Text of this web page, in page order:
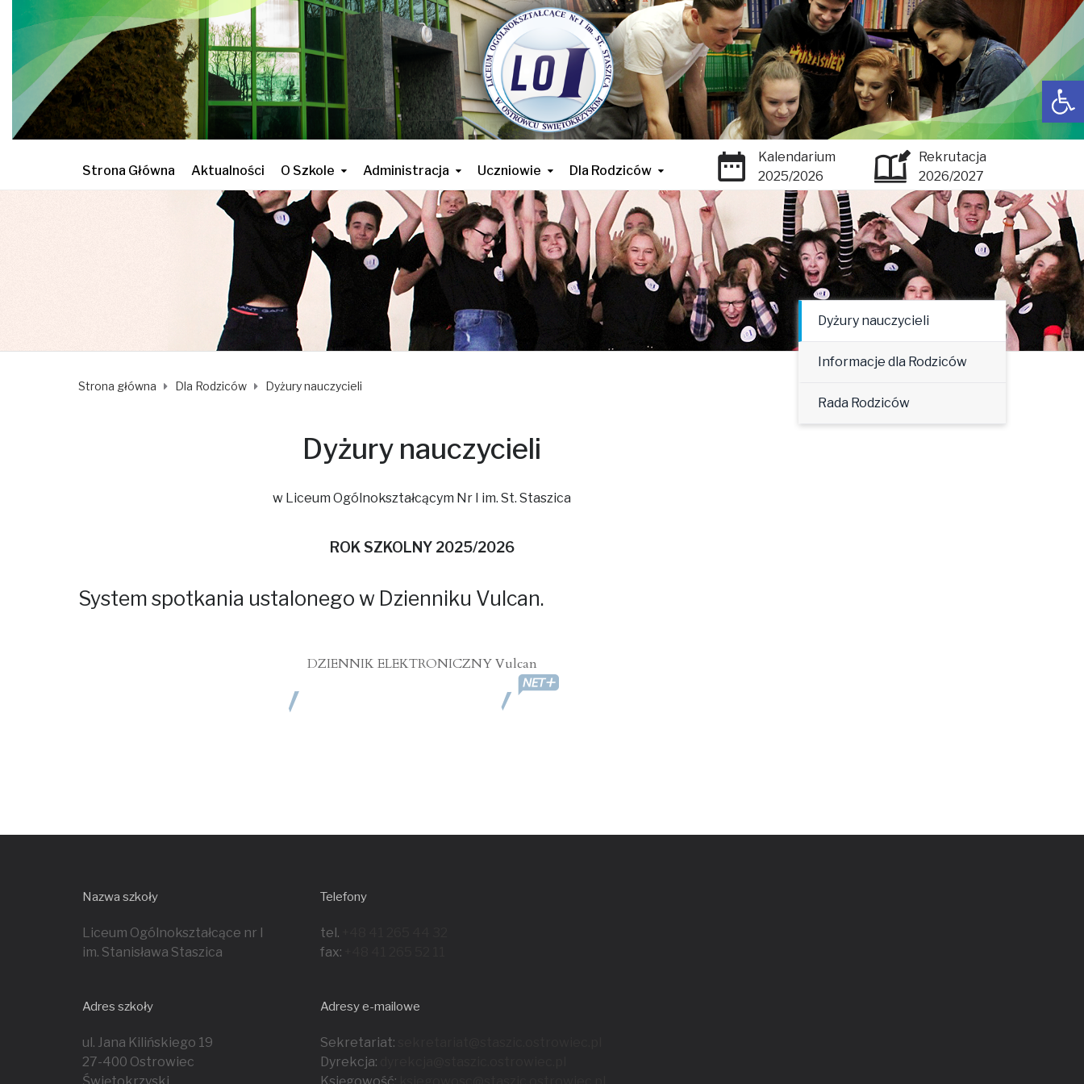
Open toolbar
Strona Główna Aktualności O Szkole Administracja Uczniowie Dla Rodziców
Kalendarium
2025/2026
Rekrutacja
2026/2027
Strona główna Dla Rodziców Dyżury nauczycieli
Dyżury nauczycieli
w Liceum Ogólnokształcącym Nr I im. St. Staszica
ROK SZKOLNY 2025/2026
System spotkania ustalonego w Dzienniku Vulcan.
DZIENNIK ELEKTRONICZNY Vulcan
Dyżury nauczycieli
Informacje dla Rodziców
Rada Rodziców
Nazwa szkoły
Liceum Ogólnokształcące nr I
im. Stanisława Staszica
Adres szkoły
ul. Jana Kilińskiego 19
27-400 Ostrowiec
Telefony
tel.
fax:
Adresy e-mailowe
Sekretariat:
Dyrekcja: